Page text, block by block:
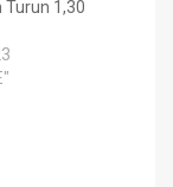
Turun 1,30